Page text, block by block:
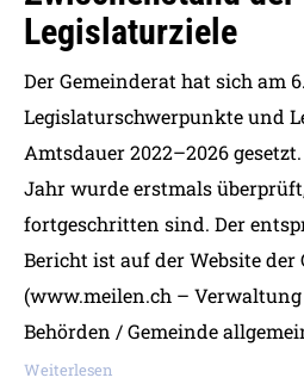
Legislaturziele
Der Gemeinderat hat sich am
Legislaturschwerpunkte und
Amtsdauer 2022–2026
Jahr wurde erstmals
fortgeschritten sind. Der
Bericht ist auf der Website der
(www.meilen.ch –
Behörden / Gemeinde
Weiterlesen